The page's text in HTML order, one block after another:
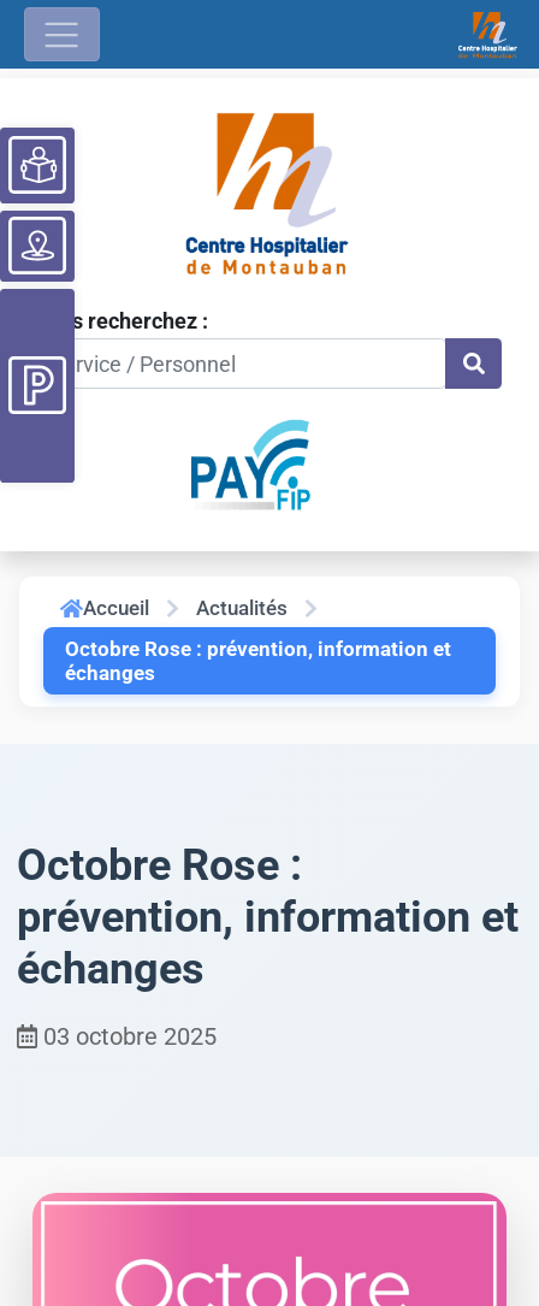
Vous recherchez :
Ouvrir la barre d’outils
Accueil
Actualités
Octobre Rose : prévention, information et
échanges
Octobre Rose :
prévention, information et
échanges
03 octobre 2025